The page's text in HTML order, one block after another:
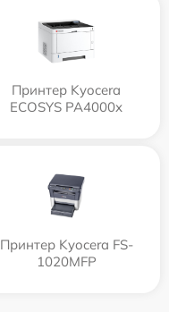
Принтер Kyocera
ECOSYS PA4000x
Принтер Kyocera FS-
1020MFP